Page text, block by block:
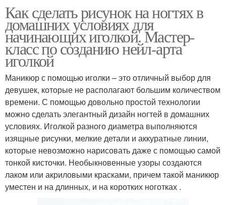
Как сделать рисунок на ногтях в
домашних условиях для
начинающих иголкой. Мастер-
класс по созданию нейл-арта
иголкой
Маникюр с помощью иголки – это отличный выбор для
девушек, которые не располагают большим количеством
времени. С помощью довольно простой технологии
можно сделать элегантный дизайн ногтей в домашних
условиях. Иголкой разного диаметра выполняются
изящные рисунки, мелкие детали и аккуратные линии,
которые невозможно нарисовать даже с помощью самой
тонкой кисточки. Необыкновенные узоры создаются
лаком или акриловыми красками, причем такой маникюр
уместен и на длинных, и на коротких ноготках .